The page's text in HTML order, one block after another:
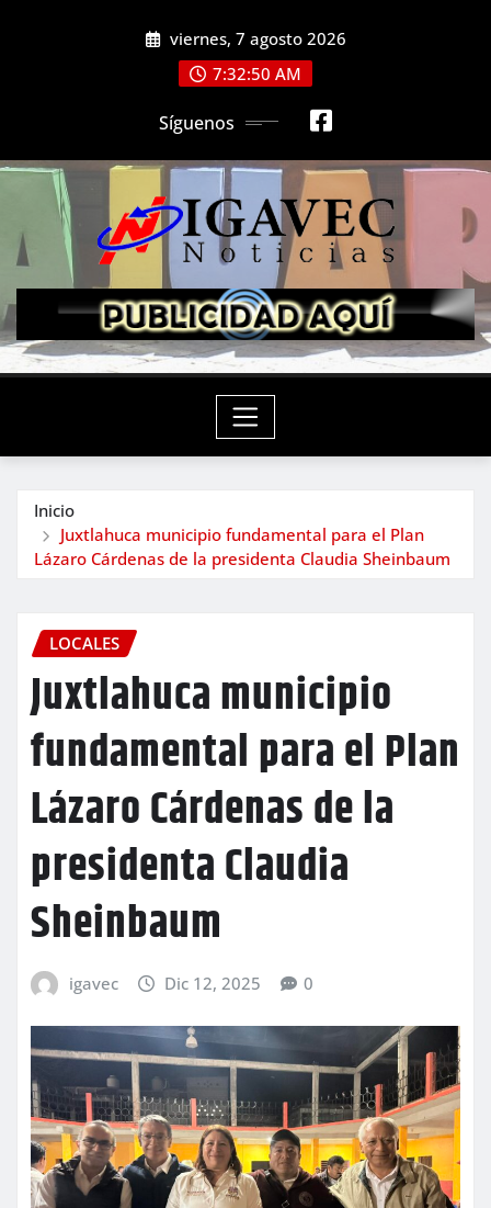
viernes, 7 agosto 2026
7:32:52 AM
Síguenos
Inicio
Juxtlahuca municipio fundamental para el Plan
Lázaro Cárdenas de la presidenta Claudia Sheinbaum
LOCALES
Juxtlahuca municipio
fundamental para el Plan
Lázaro Cárdenas de la
presidenta Claudia
Sheinbaum
igavec Dic 12, 2025 0